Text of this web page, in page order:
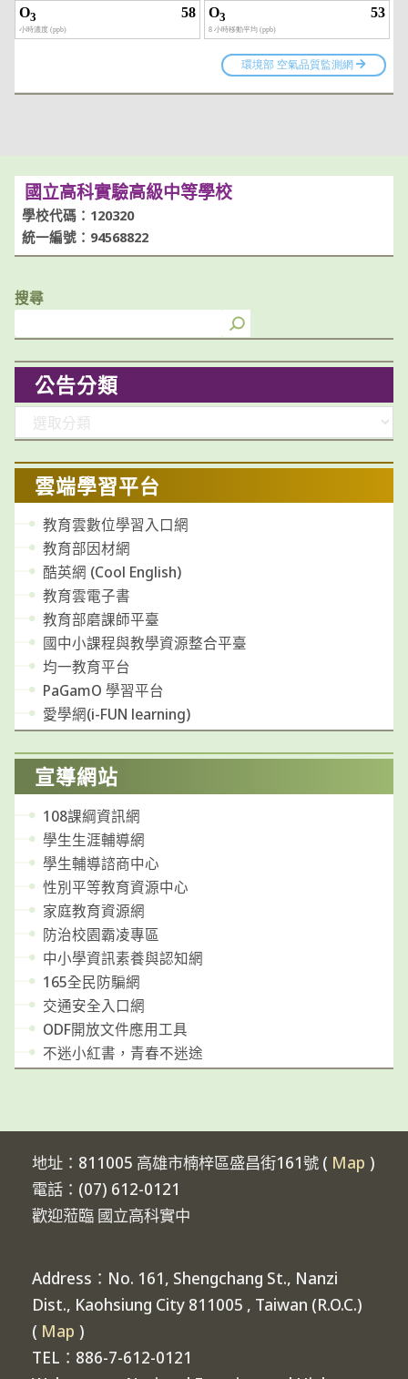
國立高科實驗高級中等學校
學校代碼：120320
統一編號：94568822
搜尋
公告分類
類
雲端學習平台
教育雲數位學習入口網
教育部因材網
酷英網 (Cool English)
教育雲電子書
教育部磨課師平臺
國中小課程與教學資源整合平臺
均一教育平台
PaGamO 學習平台
愛學網(i-FUN learning)
宣導網站
108課綱資訊網
學生生涯輔導網
學生輔導諮商中心
性別平等教育資源中心
家庭教育資源網
防治校園霸凌專區
中小學資訊素養與認知網
165全民防騙網
交通安全入口網
ODF開放文件應用工具
不迷小紅書，青春不迷途
地址：811005 高雄市楠梓區盛昌街161號 ( Map )
電話：(07) 612-0121
歡迎蒞臨 國立高科實中
Address：No. 161, Shengchang St., Nanzi
Dist., Kaohsiung City 811005 , Taiwan (R.O.C.)
( Map )
TEL：886-7-612-0121